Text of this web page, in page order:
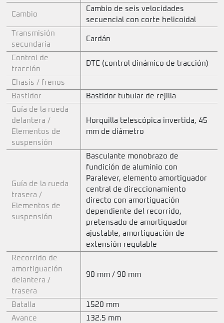
Cambio
Cambio de seis velocidades
secuencial con corte helicoidal
Transmisión
secundaria
Cardán
Control de
tracción
DTC (control dinámico de tracción)
Chasis / frenos
Bastidor
Bastidor tubular de rejilla
Guía de la rueda
delantera /
Elementos de
suspensión
Horquilla telescópica invertida, 45
mm de diámetro
Guía de la rueda
trasera /
Elementos de
suspensión
Basculante monobrazo de
fundición de aluminio con
Paralever, elemento amortiguador
central de direccionamiento
directo con amortiguación
dependiente del recorrido,
pretensado de amortiguador
ajustable, amortiguación de
extensión regulable
Recorrido de
amortiguación
delantera /
trasera
90 mm / 90 mm
Batalla
1520 mm
Avance
132.5 mm